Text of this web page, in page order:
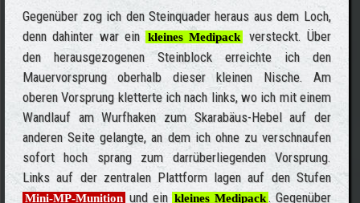
Gegenüber zog ich den Steinquader heraus aus dem Loch,
denn dahinter war einkleines Medipack
versteckt. Über
den herausgezogenen Steinblock erreichte ich den
Mauervorsprung oberhalb dieser kleinen Nische. Am
oberen Vorsprung kletterte ich nach links, wo ich mit einem
Wandlauf am Wurfhaken zum Skarabäus-Hebel auf der
anderen Seite gelangte, an dem ich ohne zu verschnaufen
sofort hoch sprang zum darrüberliegenden Vorsprung.
Links auf der zentralen Plattform lagen auf den Stufen
Mini-MP-Munition und einkleines Medipack. Gegenüber